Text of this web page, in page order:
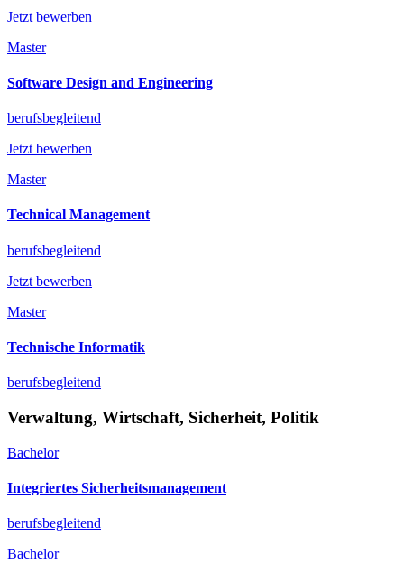
Jetzt bewerben
Master
Software Design and Engineering
berufsbegleitend
Jetzt bewerben
Master
Technical Management
berufsbegleitend
Jetzt bewerben
Master
Technische Informatik
berufsbegleitend
Verwaltung, Wirtschaft, Sicherheit, Politik
Bachelor
Integriertes Sicherheitsmanagement
berufsbegleitend
Bachelor